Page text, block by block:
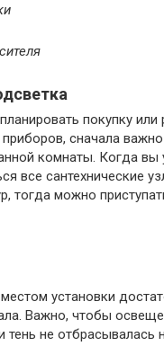
покупку
сначала
комнаты. Когда вы
все сантехнические
тогда можно
установки
Важно, чтобы
тень не отбрасывалась